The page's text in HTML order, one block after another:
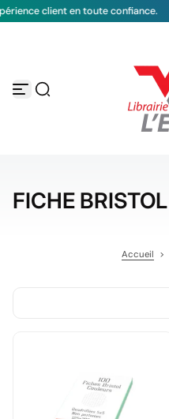
Passer au contenu
client en toute confiance.
FICHE BRISTOL
Accueil >